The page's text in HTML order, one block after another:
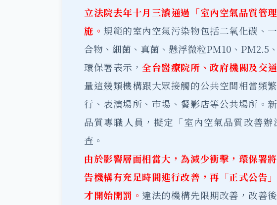
立法院去年十月三讀通過「室內空氣品質管
施。 規範的室內空氣污染物包括二氧化碳、
合物、細菌、真菌、懸浮微粒PM10、PM2.5
環保署表示，全台醫療院所、政府機關及交
量這幾類機構跟大眾接觸的公共空間相當頻
行、表演場所、市場、餐影店等公共場所。
品質專職人員，擬定「室內空氣品質改善
查。
由於影響層面相當大，為減少衝擊，環保署
告機構有充足時間進行改善，再「正式公告
才開始開罰。 違法的機構先限期改善，改善